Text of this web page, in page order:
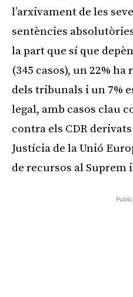
l’arxivament de les
sentències
la part que sí que
(345 casos), un 22%
dels tribunals i un 7%
legal, amb casos clau
contra els CDR
Justícia de la Unió
de recursos al